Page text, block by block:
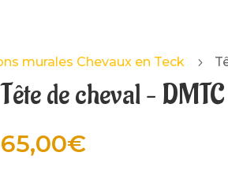
murales Chevaux en Teck 5
Tête de cheval –
65,00€